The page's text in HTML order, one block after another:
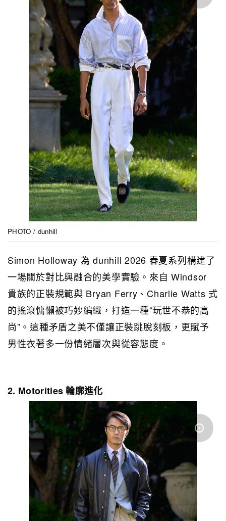
PHOTO / dunhill
Simon Holloway 為 dunhill 2026 春夏系列構建了
一場關於對比與融合的美學實驗。來自 Windsor
貴族的正裝規範與 Bryan Ferry、Charlie Watts 式
的搖滾慵懶被巧妙編織，打造一種“玩世不恭的高
尚”。這種矛盾之美不僅讓正裝跳脫刻板，更賦予
男性衣著多一份情緒層次與從容態度。
2. Motorities 輪廓進化